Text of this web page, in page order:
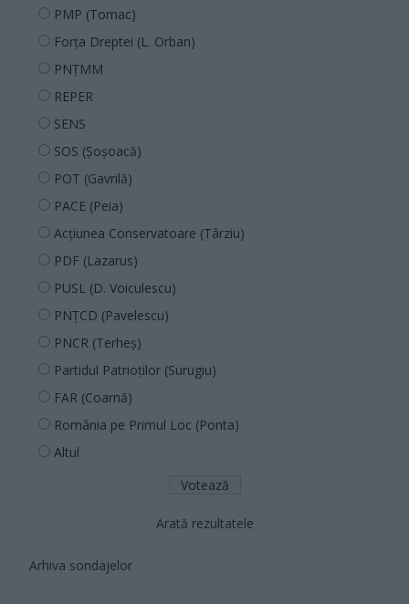
PMP (Tomac)
Forța Dreptei (L. Orban)
PNȚMM
REPER
SENS
SOS (Șoșoacă)
POT (Gavrilă)
PACE (Peia)
Acțiunea Conservatoare (Târziu)
PDF (Lazarus)
PUSL (D. Voiculescu)
PNȚCD (Pavelescu)
PNCR (Terheș)
Partidul Patrioților (Surugiu)
FAR (Coarnă)
România pe Primul Loc (Ponta)
Altul
Arată rezultatele
Arhiva sondajelor